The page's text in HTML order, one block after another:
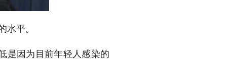
平。
是因为目前年轻人感染的